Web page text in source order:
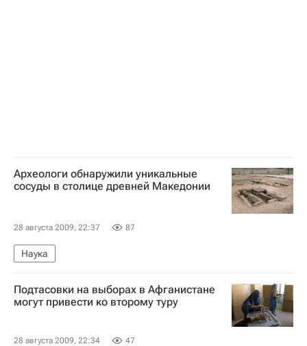
Археологи обнаружили уникальные
сосуды в столице древней Македонии
28 августа 2009, 22:37 87
Наука
Подтасовки на выборах в Афганистане
могут привести ко второму туру
28 августа 2009, 22:34 47